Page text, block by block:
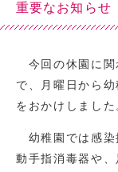
重要なお知ら
今回の休園に関
で、月曜日から
をおかけしました
幼稚園では感染
動手指消毒器や